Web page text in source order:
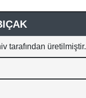
tarafından üretilmiştir.